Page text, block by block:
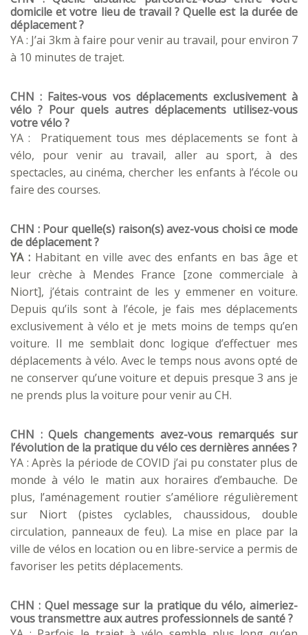
domicile et votre lieu de travail ? Quelle est la durée de
déplacement ?
YA : J’ai 3km à faire pour venir au travail, pour environ 7
à 10 minutes de trajet.
CHN : Faites-vous vos déplacements exclusivement à
vélo ? Pour quels autres déplacements utilisez-vous
votre vélo ?
YA : Pratiquement tous mes déplacements se font à
vélo, pour venir au travail, aller au sport, à des
spectacles, au cinéma, chercher les enfants à l’école ou
faire des courses.
CHN : Pour quelle(s) raison(s) avez-vous choisi ce mode
de déplacement ?
YA : Habitant en ville avec des enfants en bas âge et
leur crèche à Mendes France [zone commerciale à
Niort], j’étais contraint de les y emmener en voiture.
Depuis qu’ils sont à l’école, je fais mes déplacements
exclusivement à vélo et je mets moins de temps qu’en
voiture. Il me semblait donc logique d’effectuer mes
déplacements à vélo. Avec le temps nous avons opté de
ne conserver qu’une voiture et depuis presque 3 ans je
ne prends plus la voiture pour venir au CH.
CHN : Quels changements avez-vous remarqués sur
l’évolution de la pratique du vélo ces dernières années ?
YA : Après la période de COVID j’ai pu constater plus de
monde à vélo le matin aux horaires d’embauche. De
plus, l’aménagement routier s’améliore régulièrement
sur Niort (pistes cyclables, chaussidous, double
circulation, panneaux de feu). La mise en place par la
ville de vélos en location ou en libre-service a permis de
favoriser les petits déplacements.
CHN : Quel message sur la pratique du vélo, aimeriez-
vous transmettre aux autres professionnels de santé ?